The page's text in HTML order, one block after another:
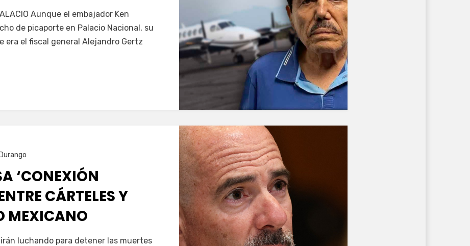
Servín Aunque el embajador Ken
de picaporte en Palacio Nacional, su
era el fiscal general Alejandro Gertz
Durango
‘CONEXIÓN
CÁRTELES Y
MEXICANO
Servín
luchando para detener las muertes